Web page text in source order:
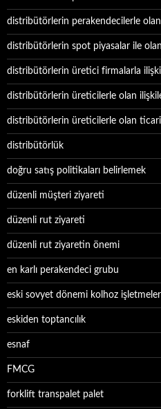
distribütörlerin perakendecilerle
distribütörlerin spot piyasalar ile
distribütörlerin üretici firmalarla
distribütörlerin üreticilerle olan
distribütörlerin üreticilerle olan
distribütörlük
doğru satış politikaları belirlemek
düzenli müşteri ziyareti
düzenli rut ziyareti
düzenli rut ziyaretin önemi
en karlı perakendeci grubu
eski sovyet dönemi kolhoz
eskiden toptancılık
esnaf
FMCG
forklift transpalet palet